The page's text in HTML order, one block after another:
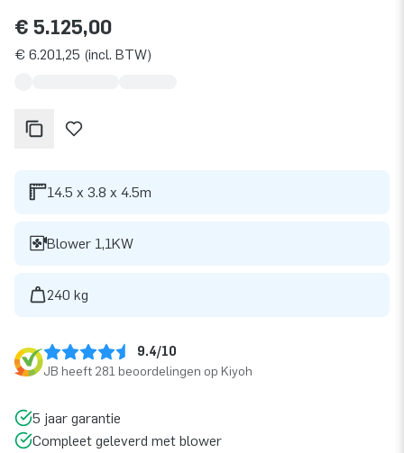
€ 5.125,00
€ 6.201,25 (incl. BTW)
14.5 x 3.8 x 4.5m
Blower 1,1KW
240 kg
9.4/10
JB heeft 281 beoordelingen op Kiyoh
5 jaar garantie
Compleet geleverd met blower